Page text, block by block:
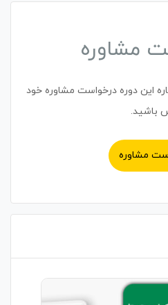
مشاوره
این دوره درخواست مشاوره خود
باشید.
مشاوره